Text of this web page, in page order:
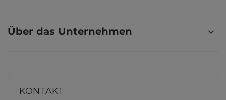
Über das Unternehmen
KONTAKT